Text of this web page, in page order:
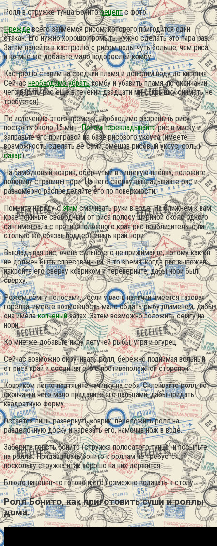
Ролл в стружке тунца Бониторецептс фото
Преждевсего займёмся рисом, которого пригодится один
стакан. Его нужно хорошо промыть, нужно сделать это пара раз.
Затем налейте в кастрюлю с рисом воды чуть больше, чем риса
и ко мне же добавьте мало водорослей комбу.
Кастрюлю ставим на средний пламя и доводим воду до кипения.
Сейчас необходимо убратькомбу и убавить пламя, по окончании
чего варить рис ещё в течении двадцати мин. (крышку снимать не
требуется).
По истечению этого времени, необходимо разрешить рису
постоять около 15 мин..Потом перекладывайтерис в миску и
заправьте его приправой на базе рисового уксуса (имеете
возможность сделать её сами, смешав рисовый уксус, соль и
сахар).
На бамбуковый коврик, обёрнутый в пищевую плёнку, положите
половину страницы нори. На него сверху выкладывайте рис и
равномерно распределяйте его по поверхности.
Помните наряду сэтимсмачивать руки в воде. На ближнем к вам
крае покиньте свободным от риса полосу шириной около одного
сантиметра, а с противоположного края рис приблизительно на
столько же обязан поддерживать край нори.
Выкладывая рис, очень сильно его не прижимайте, потому как он
не должен быть спресованным. В то время, когда рис выложен,
накройте его сверху ковриком и переверните, дабы нори был
сверху.
Режем сёмгу полосами. , если у вас в наличии имеется газовая
горелка, имеете возможность мало обдать рыбу пламенем, дабы
она имелакопчёныйзапах. Затем возможно положить сёмгу на
нори.
Ко мне же добавьте икру летучей рыбы, угря и огурец.
Сейчас возможно скручивать ролл, бережно поднимая вольный
от риса край и соединяя его с противоположной стороной.
Ковриком легко подтяните начинку на себя. Склеивайте ролл, по
окончании чего мало придавите его пальцами, дабы придать
квадратную форму.
Остаётся лишь развернуть коврик, переложить ролл на
разделочную доску и нарезать его, намочив нож в воде.
Заберите горсть бонито (стружка полосатого тунца) и посыпьте
на роллы. Придавливать бонито к роллам не требуется,
поскольку стружка итак хорошо на них держится.
Блюдо наконец-то готово и его возможно подавать к столу.
Ролл Бонито, как приготовить суши и роллы
дома.